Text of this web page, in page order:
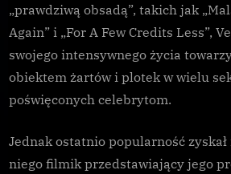
„prawdziwą obsadą”, takich jak
Again” i „For A Few Credits Less”,
swojego intensywnego życia
obiektem żartów i plotek w wielu
poświęconych celebrytom.
Jednak ostatnio popularność
niego filmik przedstawiający jego